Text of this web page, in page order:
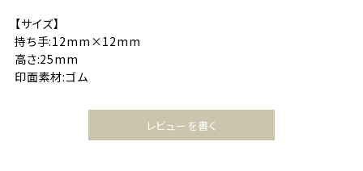
【サイズ】
持ち手:12mm×12mm
高さ:25mm
印面素材:ゴム
レビューを書く